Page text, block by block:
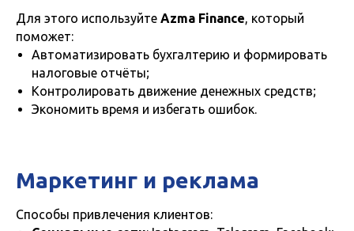
Для этого используйте Azma Finance , который
поможет:
Автоматизировать бухгалтерию и формировать
налоговые отчёты;
Контролировать движение денежных средств;
Экономить время и избегать ошибок.
Маркетинг и реклама
Способы привлечения клиентов: